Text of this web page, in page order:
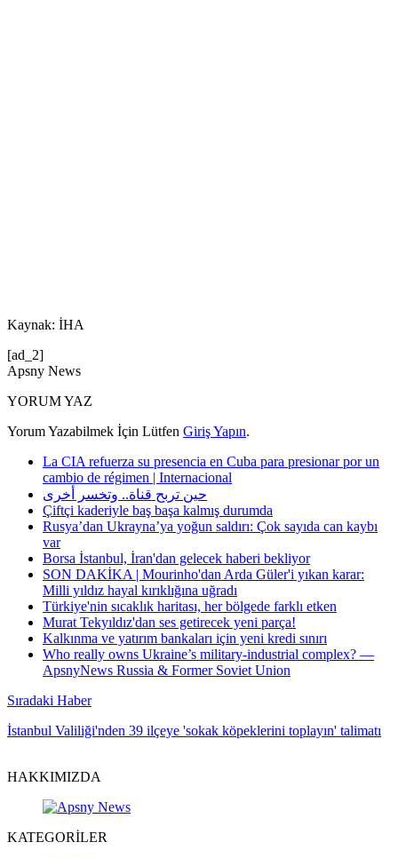
Kaynak: İHA
[ad_2]
Apsny News
YORUM YAZ
Yorum Yazabilmek İçin Lütfen Giriş Yapın.
La CIA refuerza su presencia en Cuba para presionar por un
cambio de régimen | Internacional
حين تربح قناة.. وتخسر أخرى
Çiftçi kaderiyle baş başa kalmış durumda
Rusya’dan Ukrayna’ya yoğun saldırı: Çok sayıda can kaybı
var
Borsa İstanbul, İran'dan gelecek haberi bekliyor
SON DAKİKA | Mourinho'dan Arda Güler'i yıkan karar:
Milli yıldız hayal kırıklığına uğradı
Türkiye'nin sıcaklık haritası, her bölgede farklı etken
Murat Tekyıldız'dan ses getirecek yeni parça!
Kalkınma ve yatırım bankaları için yeni kredi sınırı
Who really owns Ukraine’s military-industrial complex? —
ApsnyNews Russia & Former Soviet Union
Sıradaki Haber
İstanbul Valiliği'nden 39 ilçeye 'sokak köpeklerini toplayın' talimatı
HAKKIMIZDA
KATEGORİLER